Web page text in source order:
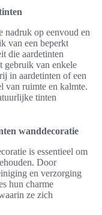
nadruk op eenvoud en
van een beperkt
die aardetinten
gebruik van enkele
in aardetinten of een
van ruimte en kalmte.
tinten
wanddecoratie
is essentieel om
Door
en verzorging
hun charme
ze zich